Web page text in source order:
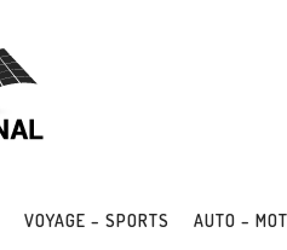
VOYAGE – SPORTS AUTO –